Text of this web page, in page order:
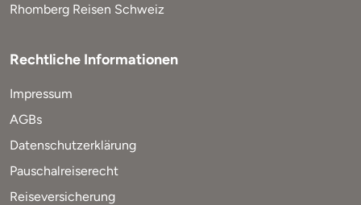
Rhomberg Reisen Schweiz
Rechtliche Informationen
Impressum
AGBs
Datenschutzerklärung
Pauschalreiserecht
Reiseversicherung